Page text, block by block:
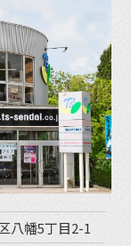
八幡5丁目2-1